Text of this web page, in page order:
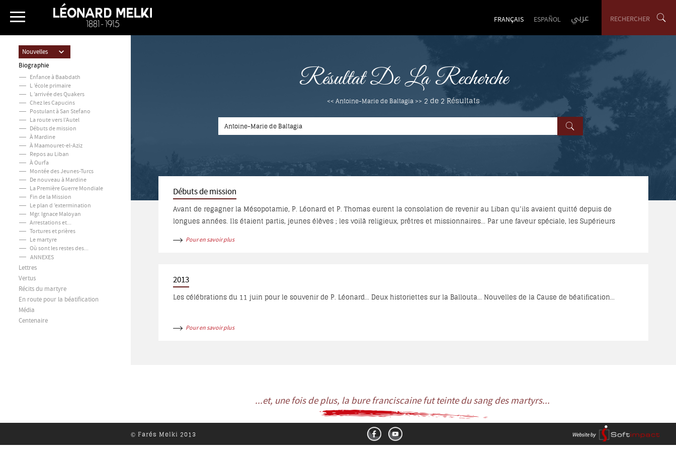
RECHERCHER
FRANÇAIS ESPAÑOL عربي
Nouvelles
Biographie
Enfance à Baabdath
L ’école primaire
L ’arrivée des Quakers
Chez les Capucins
Postulant à San Stefano
La route vers l’Autel
Débuts de mission
À Mardine
À Maamouret-el-Aziz
Repos au Liban
À Ourfa
Montée des Jeunes-Turcs
De nouveau à Mardine
La Première Guerre Mondiale
Fin de la Mission
Le plan d ’extermination
Mgr. Ignace Maloyan
Arrestations et...
Tortures et prières
Le martyre
Où sont les restes des...
ANNEXES
Lettres
Vertus
Récits du martyre
En route pour la béatification
Média
Centenaire
Résultat De La Recherche
<< Antoine-Marie de Baltagia >> 2 de 2 Résultats
Débuts de mission
Avant de regagner la Mésopotamie, P. Léonard et P. Thomas eurent la consolation de revenir au Liban qu’ils avaient quitté depuis de
longues années. Ils étaient partis, jeunes élèves ; les voilà religieux, prêtres et missionnaires... Par une faveur spéciale, les Supérieurs
Baltagia (Bulgarie), lui-même ancien de Boudja, se retrouvèrent le P. Bonaventure, venu exprès d’Ourfa, et deux frères encore étudiants en
Pour en savoir plus
2013
Les célébrations du 11 juin pour le souvenir de P. Léonard... Deux historiettes sur la Ballouta... Nouvelles de la Cause de béatification...
Pour en savoir plus
...et, une fois de plus, la bure franciscaine fut teinte du sang des martyrs...
© Farés Melki 2013